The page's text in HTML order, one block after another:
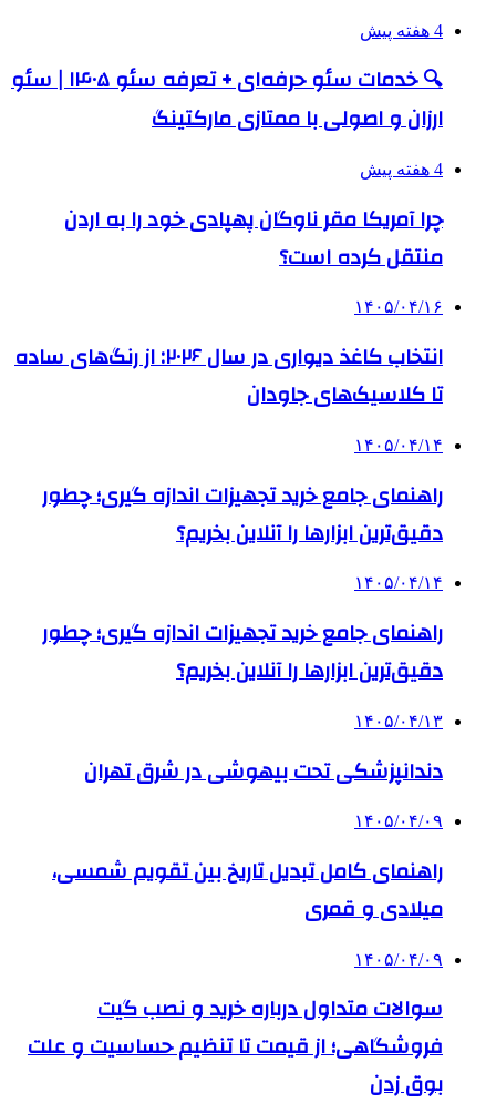
4 هفته پیش
🔍 خدمات سئو حرفه‌ای + تعرفه سئو ۱۴۰۵ | سئو
ارزان و اصولی با ممتازی مارکتینگ
4 هفته پیش
چرا آمریکا مقر ناوگان پهپادی خود را به اردن
منتقل کرده است؟
۱۴۰۵/۰۴/۱۶
انتخاب کاغذ دیواری در سال ۲۰۲۶: از رنگ‌های ساده
تا کلاسیک‌های جاودان
۱۴۰۵/۰۴/۱۴
راهنمای جامع خرید تجهیزات اندازه گیری؛ چطور
دقیق‌ترین ابزارها را آنلاین بخریم؟
۱۴۰۵/۰۴/۱۴
راهنمای جامع خرید تجهیزات اندازه گیری؛ چطور
دقیق‌ترین ابزارها را آنلاین بخریم؟
۱۴۰۵/۰۴/۱۳
دندانپزشکی تحت بیهوشی در شرق تهران
۱۴۰۵/۰۴/۰۹
راهنمای کامل تبدیل تاریخ بین تقویم شمسی،
میلادی و قمری
۱۴۰۵/۰۴/۰۹
سوالات متداول درباره خرید و نصب گیت
فروشگاهی؛ از قیمت تا تنظیم حساسیت و علت
بوق زدن